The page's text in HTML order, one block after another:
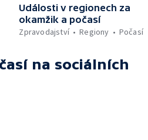
Události v regionech za
okamžik a počasí
Zpravodajství
Regiony Počasí
na sociálních